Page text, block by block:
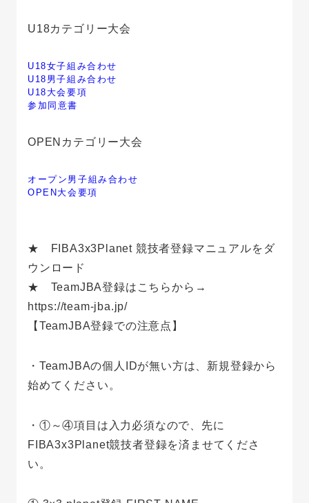
U18カテゴリー大会
U18女子組み合わせ
U18男子組み合わせ
U18大会要項
参加同意書
OPENカテゴリー大会
オープン男子組み合わせ
OPEN大会要項
★ FIBA3x3Planet 競技者登録マニュアルをダ
ウンロード
★ TeamJBA登録はこちらから→
https://team-jba.jp/
【TeamJBA登録での注意点】
・TeamJBAの個人IDが無い方は、新規登録から
始めてください。
・①～④項目は入力必須なので、先に
FIBA3x3Planet競技者登録を済ませてくださ
い。